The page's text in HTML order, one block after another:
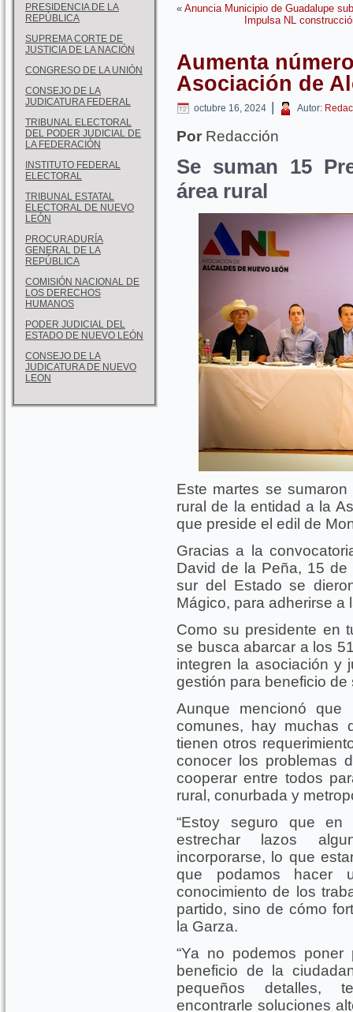
PRESIDENCIA DE LA
REPÚBLICA
SUPREMA CORTE DE
JUSTICIA DE LA NACIÓN
CONGRESO DE LA UNIÓN
CONSEJO DE LA
JUDICATURA FEDERAL
TRIBUNAL ELECTORAL
DEL PODER JUDICIAL DE
LA FEDERACIÓN
INSTITUTO FEDERAL
ELECTORAL
TRIBUNAL ESTATAL
ELECTORAL DE NUEVO
LEÓN
PROCURADURÍA
GENERAL DE LA
REPÚBLICA
COMISIÓN NACIONAL DE
LOS DERECHOS
HUMANOS
PODER JUDICIAL DEL
ESTADO DE NUEVO LEÓN
CONSEJO DE LA
JUDICATURA DE NUEVO
LEON
« Anuncia Municipio de Guadalupe
Impulsa NL
Aumenta
Asociación de
octubre 16, 2024 | Autor:
Por Redacción
Se suman 15
área rural
Este martes se
rural de la entidad a la
que preside el edil de
Gracias a la
David de la Peña, 15
sur del Estado se
Mágico, para adherirse a
Como su presidente en
se busca abarcar a los
integren la asociación y
gestión para beneficio de
Aunque mencionó que
comunes, hay muchas
tienen otros
conocer los problemas
cooperar entre todos
rural, conurbada y
“Estoy seguro que
estrechar lazos
incorporarse, lo que
que podamos hacer
conocimiento de los
partido, sino de cómo
la Garza.
“Ya no podemos
beneficio de la
pequeños detalles,
encontrarle soluciones